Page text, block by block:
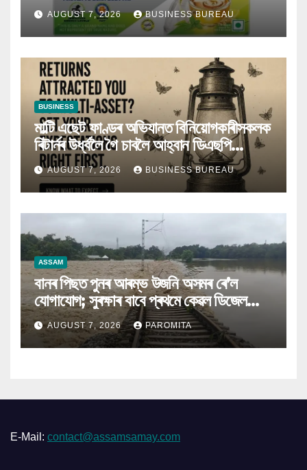
AUGUST 7, 2026 BUSINESS BUREAU
BUSINESS
মাল্টি এছেট ফাণ্ডৰ অভিযানত বিনিয়োগকাৰীসকলক
ৰিটাৰ্নৰ উৰ্ধ্বলৈ গৈ চাবলৈ আহ্বান ডিএছপি
মিউচুৱেল ফাণ্ডৰ
AUGUST 7, 2026 BUSINESS BUREAU
ASSAM
বানৰ পিছত পুনৰ আৰম্ভ উজনি অসমৰ ৰে’ল
যোগাযোগ; সুৰক্ষাৰ বাবে প্ৰথমে কেৱল ডিজেল
ইঞ্জিনেৰে চলিব ৰে’ল
AUGUST 7, 2026 PAROMITA
E-Mail: contact@assamsamay.com